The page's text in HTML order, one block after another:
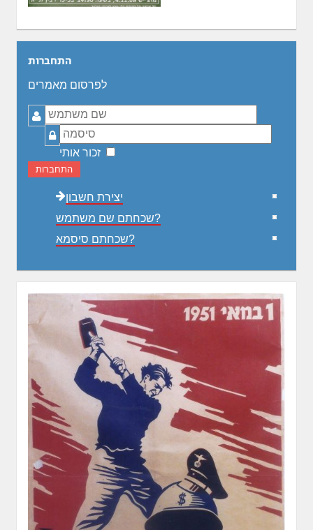
התחברות
לפרסום מאמרים
שם
משתמש
סיסמה
זכור אותי
התחברות
יצירת חשבון
שכחתם שם משתמש?
שכחתם סיסמא?